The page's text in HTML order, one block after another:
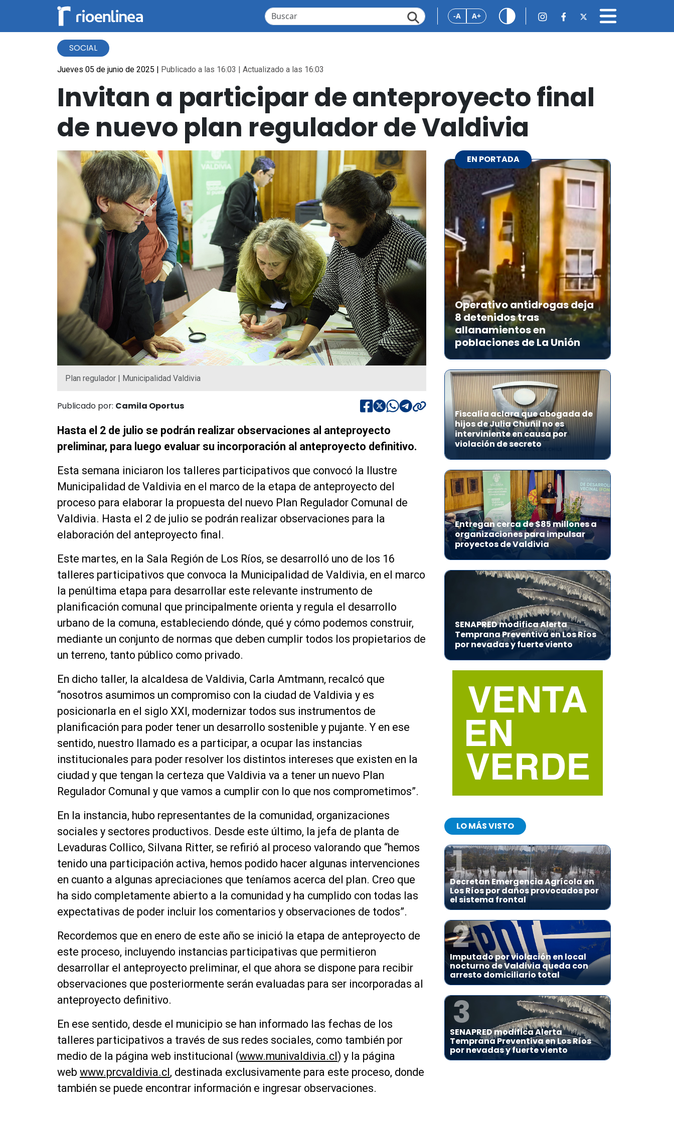
-A A+
SOCIAL
Jueves 05 de junio de 2025 | Publicado a las 16:03 | Actualizado a las 16:03
Invitan a participar de anteproyecto final
de nuevo plan regulador de Valdivia
Plan regulador | Municipalidad Valdivia
Publicado por: Camila Oportus
Hasta el 2 de julio se podrán realizar observaciones al anteproyecto
preliminar, para luego evaluar su incorporación al anteproyecto definitivo.
Esta semana iniciaron los talleres participativos que convocó la Ilustre
Municipalidad de Valdivia en el marco de la etapa de anteproyecto del
proceso para elaborar la propuesta del nuevo Plan Regulador Comunal de
Valdivia. Hasta el 2 de julio se podrán realizar observaciones para la
elaboración del anteproyecto final.
Este martes, en la Sala Región de Los Ríos, se desarrolló uno de los 16
talleres participativos que convoca la Municipalidad de Valdivia, en el marco
la penúltima etapa para desarrollar este relevante instrumento de
planificación comunal que principalmente orienta y regula el desarrollo
urbano de la comuna, estableciendo dónde, qué y cómo podemos construir,
mediante un conjunto de normas que deben cumplir todos los propietarios de
un terreno, tanto público como privado.
En dicho taller, la alcaldesa de Valdivia, Carla Amtmann, recalcó que
“nosotros asumimos un compromiso con la ciudad de Valdivia y es
posicionarla en el siglo XXI, modernizar todos sus instrumentos de
planificación para poder tener un desarrollo sostenible y pujante. Y en ese
sentido, nuestro llamado es a participar, a ocupar las instancias
institucionales para poder resolver los distintos intereses que existen en la
ciudad y que tengan la certeza que Valdivia va a tener un nuevo Plan
Regulador Comunal y que vamos a cumplir con lo que nos comprometimos”.
En la instancia, hubo representantes de la comunidad, organizaciones
sociales y sectores productivos. Desde este último, la jefa de planta de
Levaduras Collico, Silvana Ritter, se refirió al proceso valorando que “hemos
tenido una participación activa, hemos podido hacer algunas intervenciones
en cuanto a algunas apreciaciones que teníamos acerca del plan. Creo que
ha sido completamente abierto a la comunidad y ha cumplido con todas las
expectativas de poder incluir los comentarios y observaciones de todos”.
Recordemos que en enero de este año se inició la etapa de anteproyecto de
este proceso, incluyendo instancias participativas que permitieron
desarrollar el anteproyecto preliminar, el que ahora se dispone para recibir
observaciones que posteriormente serán evaluadas para ser incorporadas al
anteproyecto definitivo.
En ese sentido, desde el municipio se han informado las fechas de los
talleres participativos a través de sus redes sociales, como también por
medio de la página web institucional (www.munivaldivia.cl) y la página
web www.prcvaldivia.cl, destinada exclusivamente para este proceso, donde
también se puede encontrar información e ingresar observaciones.
EN PORTADA
Operativo antidrogas deja
8 detenidos tras
allanamientos en
poblaciones de La Unión
Fiscalía aclara que abogada de
hijos de Julia Chuñil no es
interviniente en causa por
violación de secreto
Entregan cerca de $85 millones a
organizaciones para impulsar
proyectos de Valdivia
SENAPRED modifica Alerta
Temprana Preventiva en Los Ríos
por nevadas y fuerte viento
LO MÁS VISTO
1
Decretan Emergencia Agrícola en
Los Ríos por daños provocados por
el sistema frontal
2
Imputado por violación en local
nocturno de Valdivia queda con
arresto domiciliario total
3
SENAPRED modifica Alerta
Temprana Preventiva en Los Ríos
por nevadas y fuerte viento